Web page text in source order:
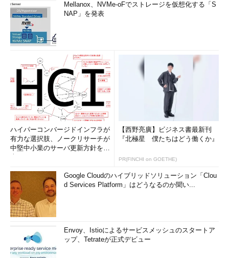
Mellanox、NVMe-oFでストレージを仮想化する「S
NAP」を発表
ハイパーコンバージドインフラが
有力な選択肢、ノークリサーチが
中堅中小業のサーバ更新方針を調
【西野亮廣】ビジネス書最新刊
『北極星 僕たちはどう働くか』
PR(FINCHI on GOETHE)
Google Cloudのハイブリッドソリューション「Clou
d Services Platform」はどうなるのか聞い...
Envoy、Istioによるサービスメッシュのスタートア
ップ、Tetrateが正式デビュー